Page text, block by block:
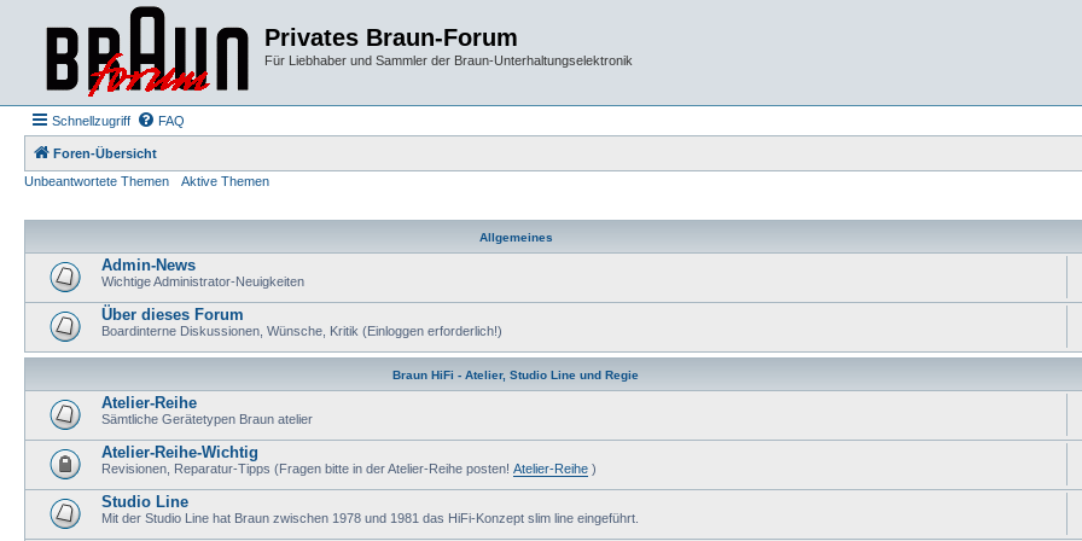
Privates Braun-Forum
Für Liebhaber und Sammler der Braun-Unterhaltungselektronik
Schnellzugriff FAQ
Foren-Übersicht
Unbeantwortete Themen
Aktive Themen
Allgemeines
Admin-News
Wichtige Administrator-Neuigkeiten
Über dieses Forum
Boardinterne Diskussionen, Wünsche, Kritik (Einloggen erforderlich!)
Braun HiFi - Atelier, Studio Line und Regie
Atelier-Reihe
Sämtliche Gerätetypen Braun atelier
Atelier-Reihe-Wichtig
Revisionen, Reparatur-Tipps (Fragen bitte in der Atelier-Reihe posten! Atelier-Reihe )
Studio Line
Mit der Studio Line hat Braun zwischen 1978 und 1981 das HiFi-Konzept slim line eingeführt.